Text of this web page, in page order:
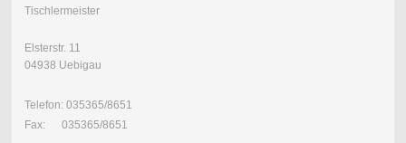
Tischlermeister
Elsterstr. 11
04938 Uebigau
Telefon: 035365/8651
Fax: 035365/8651